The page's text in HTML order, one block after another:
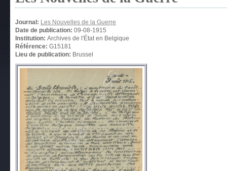
Journal: Les Nouvelles de la Guerre
Date de publication: 09-08-1915
Institution: Archives de l'État en Belgique
Référence: G15181
Lieu de publication: Brussel